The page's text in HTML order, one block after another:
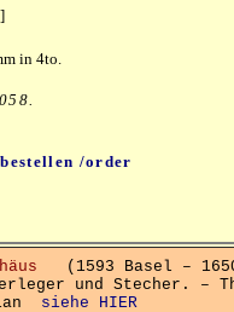
in 4to.
bestellen /order
(1593 Basel –
und Stecher. –
siehe HIER